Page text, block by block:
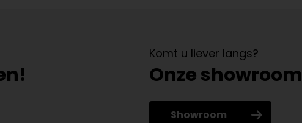
Komt u liever langs?
Onze showroom
Showroom